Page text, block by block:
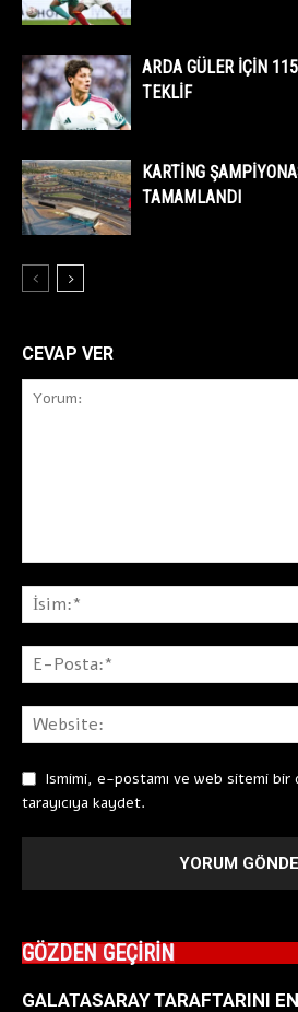
ARDA GÜLER İÇİN
TEKLİF
KARTİNG
TAMAMLANDI
CEVAP VER
Ismimi, e-postamı ve web sitemi bir
tarayıcıya kaydet.
GÖZDEN GEÇİRİN
GALATASARAY TARAFTARINI